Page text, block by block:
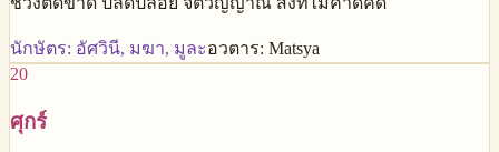
นักษัตร: อัศวินี, มฆา, มูละอวตาร: Matsya
20
ศุกร์